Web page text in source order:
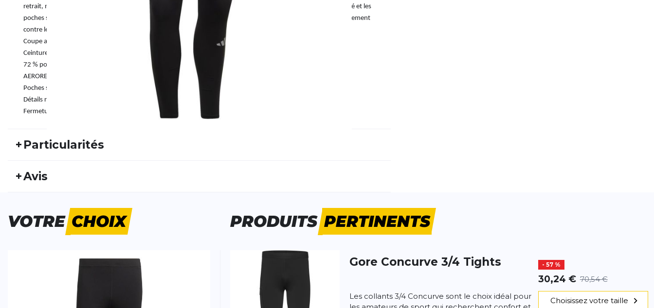
retrait, même par-dessus une chaussure. Les détails réfléchissants assurent une meilleure visibilité dans l'obscurité et les
poches sur les jambes te permettent de ranger des petits objets importants. Ce produit fait partie de notre engagement
contre les déchets plastiques et contient au moins 70 % de matières recyclées.
Coupe ajustée
Ceinture élastique avec cordon de serrage
72 % polyester recyclé / 28 % élasthanne (interlock)
AEROREADY
Poches sur la jambe
Détails réfléchissants
Fermetures à glissière au niveau de la cheville
+ Particularités
Genre:
+Avis
Personne n'a évalué ce produit.
ÉCRIS UN AVIS
VOTRECHOIX PRODUITSPERTINENTS
Gore Concurve 3/4 Tights - 57 %
30,24 € 70,54 €
Les collants 3/4 Concurve sont le choix idéal pour
Choisissez votre taille